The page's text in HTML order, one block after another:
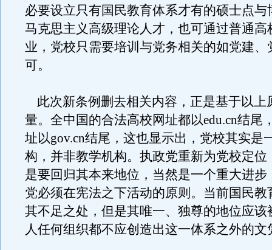
必要设立只有国民教育体系才有的硕士点与
马克思主义高级理论人才，也可通过普通高
业，党校只需要培训与党务相关的如党建、
可。
此次新条例删去相关内容，正是基于以上
量。全中国的合法高校网址都以edu.cn结尾
址以gov.cn结尾，这也显示出，党校其实是
构，并非教学机构。执政党重新为党校定位
是要回归其本来地位，当然是一个重大进步
党必须在宪法之下活动的原则。当前国民教
其不足之处，但是其唯一、独尊的地位应该
人任何组织都不应创造出这一体系之外的文